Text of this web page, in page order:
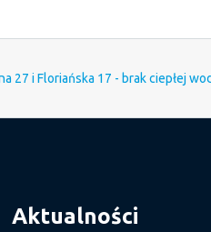
27 i Floriańska 17 - brak ciepłej
Aktualności